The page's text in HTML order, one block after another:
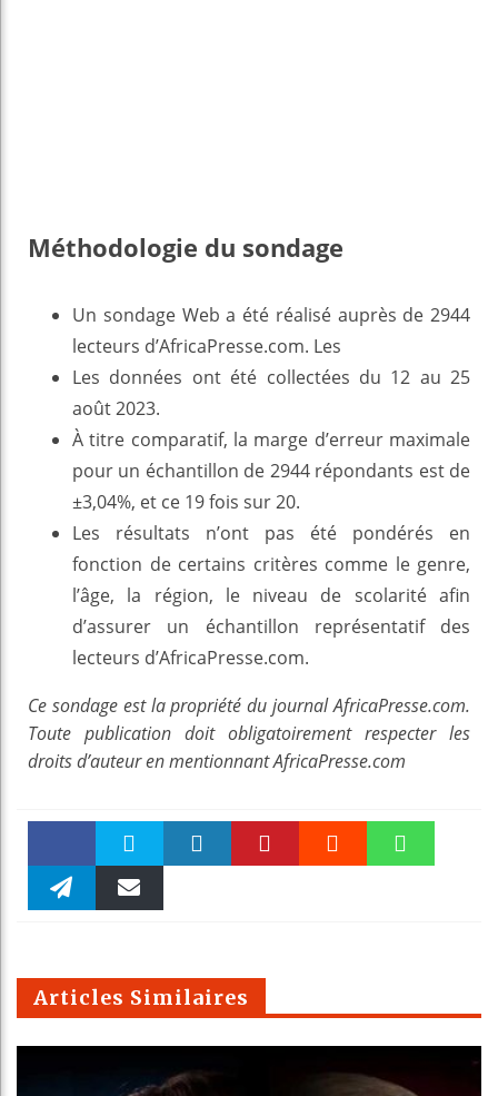
Méthodologie du sondage
Un sondage Web a été réalisé auprès de 2944
lecteurs d’AfricaPresse.com. Les
Les données ont été collectées du 12 au 25
août 2023.
À titre comparatif, la marge d’erreur maximale
pour un échantillon de 2944 répondants est de
±3,04%, et ce 19 fois sur 20.
Les résultats n’ont pas été pondérés en
fonction de certains critères comme le genre,
l’âge, la région, le niveau de scolarité afin
d’assurer un échantillon représentatif des
lecteurs d’AfricaPresse.com.
Ce sondage est la propriété du journal AfricaPresse.com.
Toute publication doit obligatoirement respecter les
droits d’auteur en mentionnant AfricaPresse.com
Faceboo Twitter
m
Articles Similaires